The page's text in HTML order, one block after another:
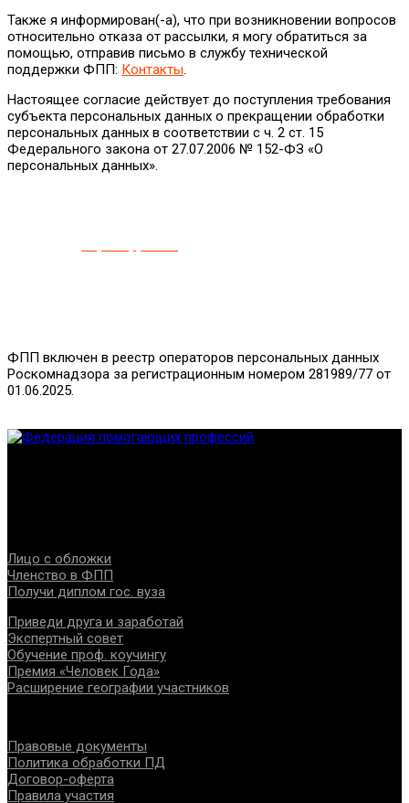
Также я информирован(-а), что при возникновении вопросов
относительно отказа от рассылки, я могу обратиться за
помощью, отправив письмо в службу технической
поддержки ФПП: Контакты.
Настоящее согласие действует до поступления требования
субъекта персональных данных о прекращении обработки
персональных данных в соответствии с ч. 2 ст. 15
Федерального закона от 27.07.2006 № 152-ФЗ «О
персональных данных».
ФПП включен в реестр операторов персональных данных
Роскомнадзора за регистрационным номером 281989/77 от
01.06.2025.
Лицо с обложки
Членство в ФПП
Получи диплом гос. вуза
Приведи друга и заработай
Экспертный совет
Обучение проф. коучингу
Премия «Человек Года»
Расширение географии участников
Правовые документы
Политика обработки ПД
Договор-оферта
Правила участия